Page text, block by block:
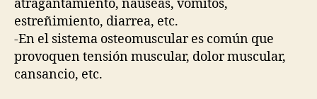
atragantamiento, náuseas, vómitos,
estreñimiento, diarrea, etc.
-En el sistema osteomuscular es común que
provoquen tensión muscular, dolor muscular,
cansancio, etc.